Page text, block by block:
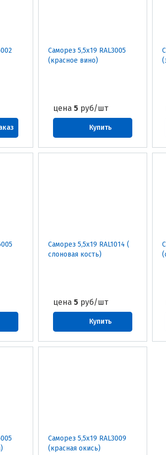
Саморез 5,5х19 RAL3005
(красное вино)
цена 5 руб/шт
Купить
Саморез 5,5х19 RAL1014 (
слоновая кость)
цена 5 руб/шт
Купить
Саморез 5,5х19 RAL3009
(красная окись)